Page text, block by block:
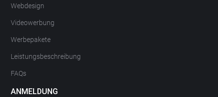
Webdesign
Videowerbung
Werbepakete
Leistungsbeschreibung
FAQs
ANMELDUNG